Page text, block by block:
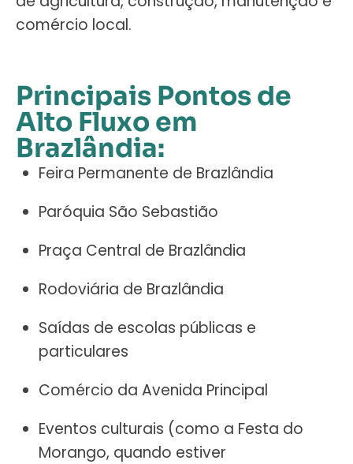
comércio local.
Principais Pontos de
Alto Fluxo em
Brazlândia:
Feira Permanente de Brazlândia
Paróquia São Sebastião
Praça Central de Brazlândia
Rodoviária de Brazlândia
Saídas de escolas públicas e
particulares
Comércio da Avenida Principal
Eventos culturais (como a Festa do
Morango, quando estiver